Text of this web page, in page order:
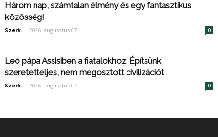
Három nap, számtalan élmény és egy fantasztikus
közösség!
Szerk. - 2026. augusztus 07. 0
Leó pápa Assisiben a fiatalokhoz: Építsünk
szeretetteljes, nem megosztott civilizációt
Szerk. - 2026. augusztus 07. 0